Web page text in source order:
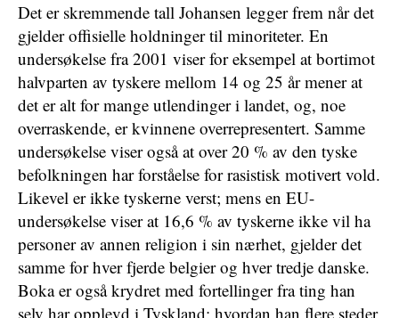
Det er skremmende tall Johansen legger frem når det
gjelder offisielle holdninger til minoriteter. En
undersøkelse fra 2001 viser for eksempel at bortimot
halvparten av tyskere mellom 14 og 25 år mener at
det er alt for mange utlendinger i landet, og, noe
overraskende, er kvinnene overrepresentert. Samme
undersøkelse viser også at over 20 % av den tyske
befolkningen har forståelse for rasistisk motivert vold.
Likevel er ikke tyskerne verst; mens en EU-
undersøkelse viser at 16,6 % av tyskerne ikke vil ha
personer av annen religion i sin nærhet, gjelder det
samme for hver fjerde belgier og hver tredje danske.
Boka er også krydret med fortellinger fra ting han
selv har opplevd i Tyskland; hvordan han flere steder